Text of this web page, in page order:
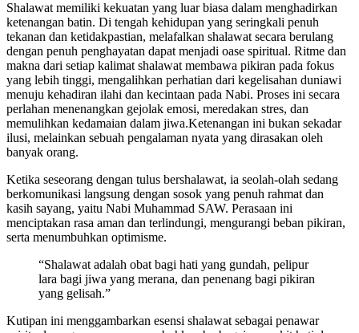
Shalawat memiliki kekuatan yang luar biasa dalam menghadirkan
ketenangan batin. Di tengah kehidupan yang seringkali penuh
tekanan dan ketidakpastian, melafalkan shalawat secara berulang
dengan penuh penghayatan dapat menjadi oase spiritual. Ritme dan
makna dari setiap kalimat shalawat membawa pikiran pada fokus
yang lebih tinggi, mengalihkan perhatian dari kegelisahan duniawi
menuju kehadiran ilahi dan kecintaan pada Nabi. Proses ini secara
perlahan menenangkan gejolak emosi, meredakan stres, dan
memulihkan kedamaian dalam jiwa.Ketenangan ini bukan sekadar
ilusi, melainkan sebuah pengalaman nyata yang dirasakan oleh
banyak orang.
Ketika seseorang dengan tulus bershalawat, ia seolah-olah sedang
berkomunikasi langsung dengan sosok yang penuh rahmat dan
kasih sayang, yaitu Nabi Muhammad SAW. Perasaan ini
menciptakan rasa aman dan terlindungi, mengurangi beban pikiran,
serta menumbuhkan optimisme.
“Shalawat adalah obat bagi hati yang gundah, pelipur
lara bagi jiwa yang merana, dan penenang bagi pikiran
yang gelisah.”
Kutipan ini menggambarkan esensi shalawat sebagai penawar